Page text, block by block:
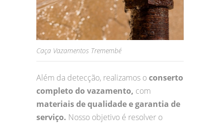
Caça Vazamentos Tremembé
Além da detecção, realizamos oconserto
completo do vazamento, com
materiais de qualidade e garantia de
serviço. Nosso objetivo é resolver o